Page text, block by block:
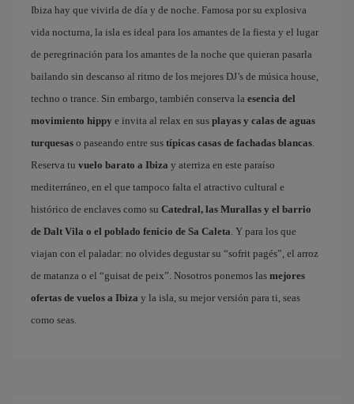
Ibiza hay que vivirla de día y de noche. Famosa por su explosiva
vida nocturna, la isla es ideal para los amantes de la fiesta y el lugar
de peregrinación para los amantes de la noche que quieran pasarla
bailando sin descanso al ritmo de los mejores DJ’s de música house,
techno o trance. Sin embargo, también conserva la esencia del
movimiento hippy e invita al relax en sus playas y calas de aguas
turquesas o paseando entre sus típicas casas de fachadas blancas.
Reserva tu vuelo barato a Ibiza y aterriza en este paraíso
mediterráneo, en el que tampoco falta el atractivo cultural e
histórico de enclaves como su Catedral, las Murallas y el barrio
de Dalt Vila o el poblado fenicio de Sa Caleta. Y para los que
viajan con el paladar: no olvides degustar su “sofrit pagés”, el arroz
de matanza o el “guisat de peix”. Nosotros ponemos las mejores
ofertas de vuelos a Ibiza y la isla, su mejor versión para ti, seas
como seas.